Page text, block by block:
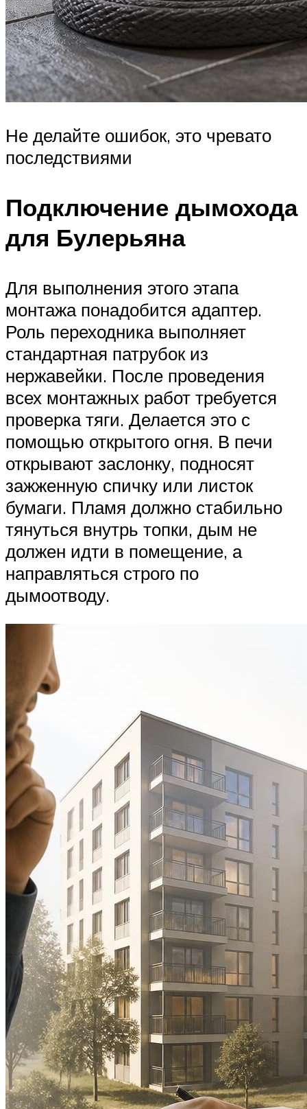
Не делайте ошибок, это чревато
последствиями
Подключение дымохода
для Булерьяна
Для выполнения этого этапа
монтажа понадобится адаптер.
Роль переходника выполняет
стандартная патрубок из
нержавейки. После проведения
всех монтажных работ требуется
проверка тяги. Делается это с
помощью открытого огня. В печи
открывают заслонку, подносят
зажженную спичку или листок
бумаги. Пламя должно стабильно
тянуться внутрь топки, дым не
должен идти в помещение, а
направляться строго по
дымоотводу.